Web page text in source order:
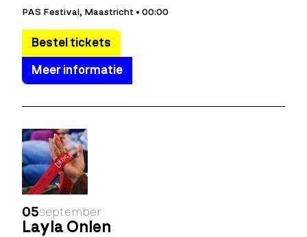
PAS Festival, Maastricht • 00:00
Bestel tickets
Meer informatie
05september
Layla Önlen